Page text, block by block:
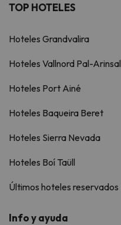
TOP HOTELES
Hoteles Grandvalira
Hoteles Vallnord Pal-Arinsal
Hoteles Port Ainé
Hoteles Baqueira Beret
Hoteles Sierra Nevada
Hoteles Boí Taüll
Últimos hoteles reservados
Info y ayuda